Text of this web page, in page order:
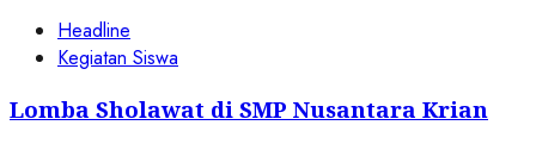
Headline
Kegiatan Siswa
Lomba Sholawat di SMP Nusantara Krian